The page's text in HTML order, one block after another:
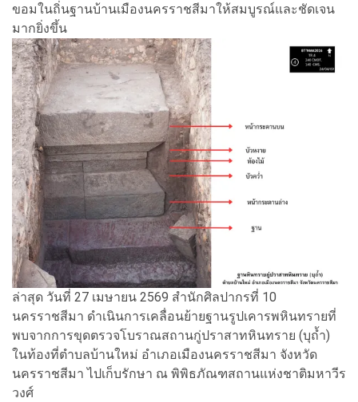
ขอมในถิ่นฐานบ้านเมืองนครราชสีมาให้สมบูรณ์และชัดเจน
มากยิ่งขึ้น
ล่าสุด วันที่ 27 เมษายน 2569 สำนักศิลปากรที่ 10
นครราชสีมา ดำเนินการเคลื่อนย้ายฐานรูปเคารพหินทรายที่
พบจากการขุดตรวจโบราณสถานกู่ปราสาทหินทราย (บุถ้ำ)
ในท้องที่ตำบลบ้านใหม่ อำเภอเมืองนครราชสีมา จังหวัด
นครราชสีมา ไปเก็บรักษา ณ พิพิธภัณฑสถานแห่งชาติมหาวีร
วงศ์